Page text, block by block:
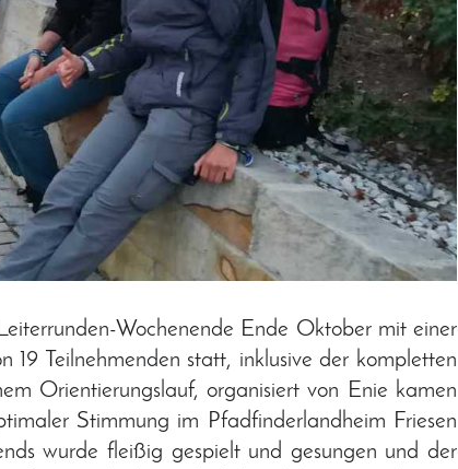
Wochenende Ende Oktober mit einer
19 Teilnehmenden statt, inklusive der kompletten
Orientierungslauf, organisiert von Enie kamen
Stimmung im Pfadfinderlandheim Friesen
wurde fleißig gespielt und gesungen und der